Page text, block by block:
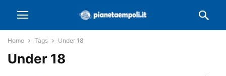
Home Tags Under 18
Under 18